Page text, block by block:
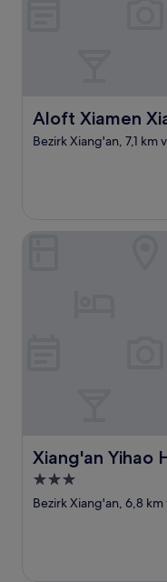
Aloft Xiamen
Aloft Xiamen
Bezirk Xiang'an, 7,1
Xiang'an Yihao
Xiang'an Yihao
3.0-
Sterne-
Bezirk Xiang'an, 6,8